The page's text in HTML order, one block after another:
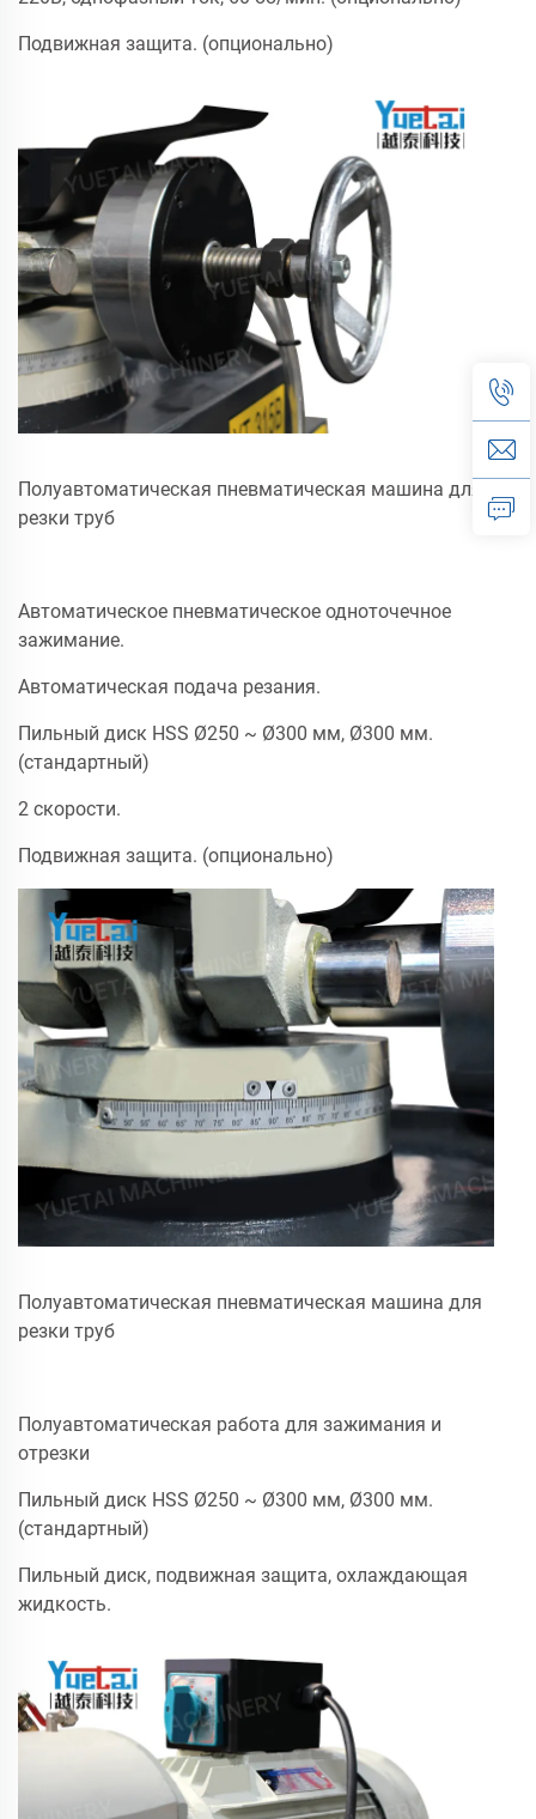
Подвижная защита. (опционально)
Полуавтоматическая пневматическая машина для
резки труб
Автоматическое пневматическое одноточечное
зажимание.
Автоматическая подача резания.
Пильный диск HSS Ø250 ~ Ø300 мм, Ø300 мм.
(стандартный)
2 скорости.
Подвижная защита. (опционально)
Полуавтоматическая пневматическая машина для
резки труб
Полуавтоматическая работа для зажимания и
отрезки
Пильный диск HSS Ø250 ~ Ø300 мм, Ø300 мм.
(стандартный)
Пильный диск, подвижная защита, охлаждающая
жидкость.